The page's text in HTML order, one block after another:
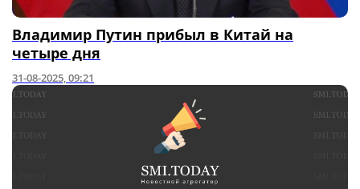
Владимир Путин прибыл в Китай на
четыре дня
31-08-2025, 09:21